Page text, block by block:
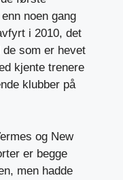
noen gang
i 2010, det
de som er hevet
kjente trenere
klubber på
og New
er begge
men hadde